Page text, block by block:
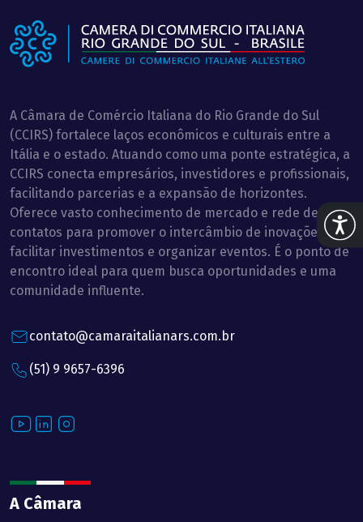
Abrir
A Câmara de Comércio Italiana do Rio Grande do Sul
(CCIRS) fortalece laços econômicos e culturais entre a
Itália e o estado. Atuando como uma ponte estratégica, a
CCIRS conecta empresários, investidores e profissionais,
facilitando parcerias e a expansão de horizontes.
Oferece vasto conhecimento de mercado e rede de
contatos para promover o intercâmbio de inovações,
facilitar investimentos e organizar eventos. É o ponto de
encontro ideal para quem busca oportunidades e uma
comunidade influente.
contato@camaraitalianars.com.br
(51) 9 9657-6396
YoutubeLinkedInInstagram
A Câmara